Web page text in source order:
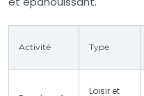
Activité Type
Loisir et